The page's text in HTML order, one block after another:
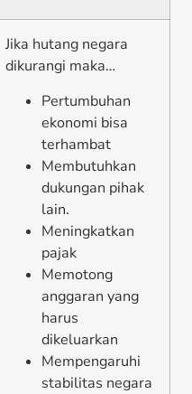
Jika hutang negara
dikurangi maka…
Pertumbuhan
ekonomi bisa
terhambat
Membutuhkan
dukungan pihak
lain.
Meningkatkan
pajak
Memotong
anggaran yang
harus
dikeluarkan
Mempengaruhi
stabilitas negara